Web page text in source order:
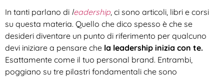
In tanti parlano di leadership , ci sono articoli, libri e corsi
su questa materia. Quello che dico spesso è che se
desideri diventare un punto di riferimento per qualcuno
devi iniziare a pensare che la leadership inizia con te.
Esattamente come il tuo personal brand. Entrambi,
poggiano su tre pilastri fondamentali che sono